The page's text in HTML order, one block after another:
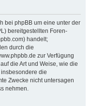
bei phpBB um eine unter der
bereitgestellten Foren-
handelt;
durch die
zur Verfügung
die Art und Weise, wie die
die
Zwecke nicht untersagen
nehmen.